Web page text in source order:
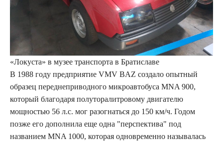
«Локуста» в музее транспорта в Братиславе
В 1988 году предприятие VMV BAZ создало опытный
образец переднеприводного микроавтобуса MNA 900,
который благодаря полуторалитровому двигателю
мощностью 56 л.с. мог разогнаться до 150 км/ч. Годом
позже его дополнила еще одна "перспектива" под
названием MNA 1000, которая одновременно называлась